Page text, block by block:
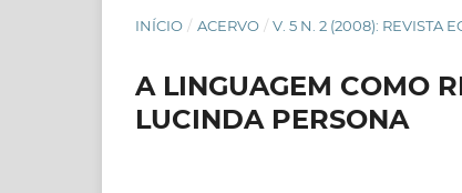
INÍCIO / ACERVO / V. 5 N. 2 (2008): REVISTA
A LINGUAGEM COMO
LUCINDA PERSONA